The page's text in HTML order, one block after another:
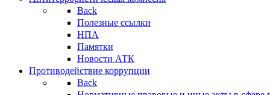
Back
Полезные ссылки
НПА
Памятки
Новости АТК
Противодействие коррупции
Back